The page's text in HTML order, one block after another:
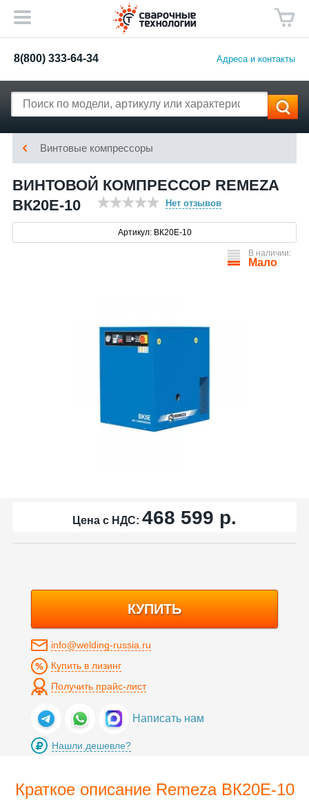
8(800) 333-64-34 Адреса и контакты
Винтовые компрессоры
ВИНТОВОЙ КОМПРЕССОР REMEZA
ВК20E-10
Нет отзывов
Артикул: ВК20Е-10
В наличии:
Мало
Цена с НДС: 468 599 р.
КУПИТЬ
info@welding-russia.ru
Купить в лизинг
Получить прайс-лист
Написать нам
Нашли дешевле?
Краткое описание Remeza ВК20E-10